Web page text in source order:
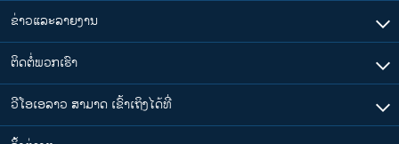
ຂ່າວແລະລາຍງານ
ຕິດຕໍ່ພວກເຮົາ
ວີໂອເອລາວ ສາມາດ ເຂົ້າເຖິງໄດ້ທີ່